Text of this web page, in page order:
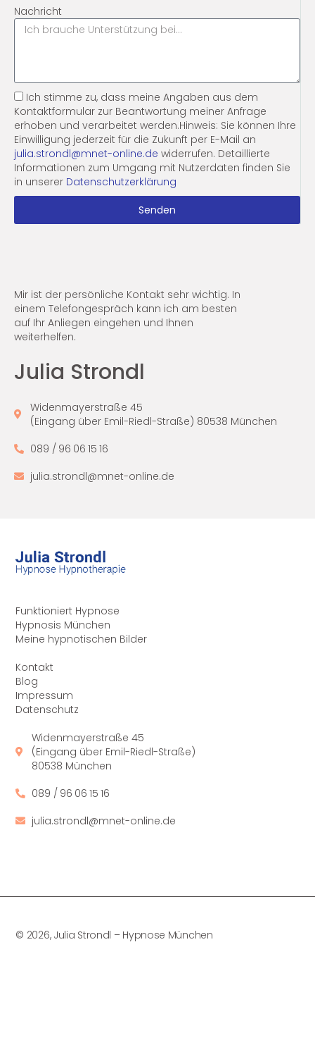
Nachricht
Ich stimme zu, dass meine Angaben aus dem
Kontaktformular zur Beantwortung meiner Anfrage
erhoben und verarbeitet werden.Hinweis: Sie können Ihre
Einwilligung jederzeit für die Zukunft per E-Mail an
julia.strondl@mnet-online.de widerrufen. Detaillierte
Informationen zum Umgang mit Nutzerdaten finden Sie
in unserer Datenschutzerklärung
Senden
Mir ist der persönliche Kontakt sehr wichtig. In
einem Telefongespräch kann ich am besten
auf Ihr Anliegen eingehen und Ihnen
weiterhelfen.
Julia Strondl
Widenmayerstraße 45
(Eingang über Emil-Riedl-Straße) 80538 München
089 / 96 06 15 16
julia.strondl@mnet-online.de
Funktioniert Hypnose
Hypnosis München
Meine hypnotischen Bilder
Kontakt
Blog
Impressum
Datenschutz
Widenmayerstraße 45
(Eingang über Emil-Riedl-Straße)
80538 München
089 / 96 06 15 16
julia.strondl@mnet-online.de
© 2026, Julia Strondl – Hypnose München